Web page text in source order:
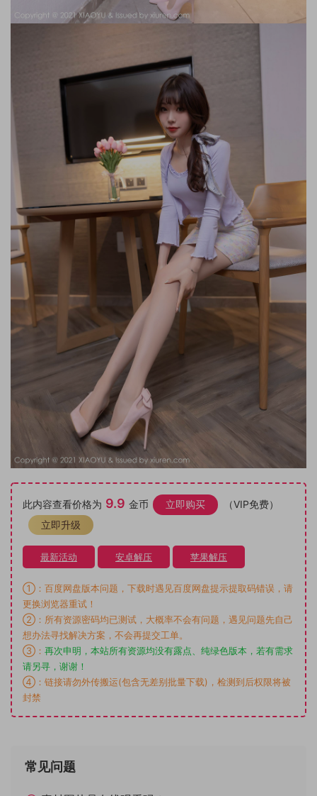
此内容查看价格为 9.9 金币 立即购买
（VIP免费）
立即升级
最新活动 安卓解压 苹果解压
①：百度网盘版本问题，下载时遇见百度网盘提示提取码错误，请
更换浏览器重试！
②：所有资源密码均已测试，大概率不会有问题，遇见问题先自己
想办法寻找解决方案，不会再提交工单。
③： 再次申明，本站所有资源均没有露点、纯绿色版本，若有需求
请另寻，谢谢！
④：链接请勿外传搬运(包含无差别批量下载)，检测到后权限将被
封禁
常见问题